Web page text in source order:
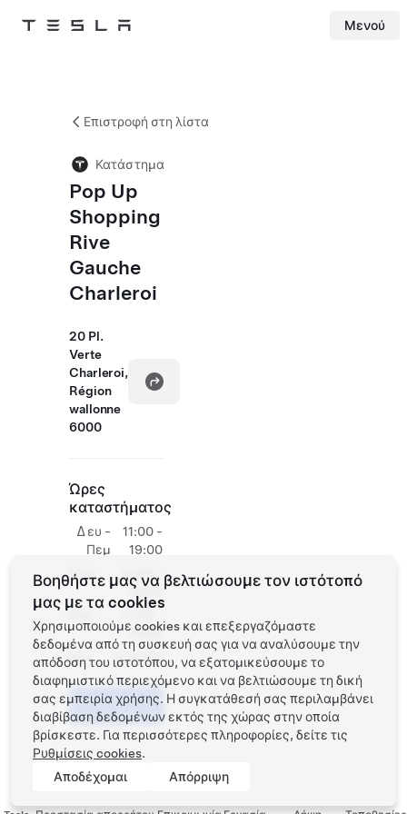
Tesla Μενού
Επιστροφή στη λίστα
Κατάστημα
Pop Up
Shopping
Rive
Gauche
Charleroi
20 Pl.
Verte
Charleroi,
Région
wallonne
6000
Ώρες
καταστήματος
Δευ -
Πεμ
11:00 -
19:00
Παρ
19:00
19:00
Κυρ
κλειστά
Προγραμματίστε
ένα Test Drive
Βοηθήστε μας να βελτιώσουμε τον ιστότοπό
μας με τα cookies
Χρησιμοποιούμε cookies και επεξεργαζόμαστε
δεδομένα από τη συσκευή σας για να αναλύσουμε την
απόδοση του ιστοτόπου, να εξατομικεύσουμε το
διαφημιστικό περιεχόμενο και να βελτιώσουμε τη δική
σας εμπειρία χρήσης. Η συγκατάθεσή σας περιλαμβάνει
διαβίβαση δεδομένων εκτός της χώρας στην οποία
βρίσκεστε. Για περισσότερες πληροφορίες, δείτε τις
Ρυθμίσεις cookies.
Αποδέχομαι
Απόρριψη